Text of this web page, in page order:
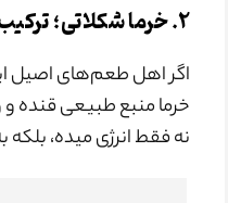
۲. خرما شکلاتی؛ ترکیب سنت و سلامت
اگر اهل طعم‌های اصیل
خرما منبع طبیعی قنده و
نه فقط انرژی میده،